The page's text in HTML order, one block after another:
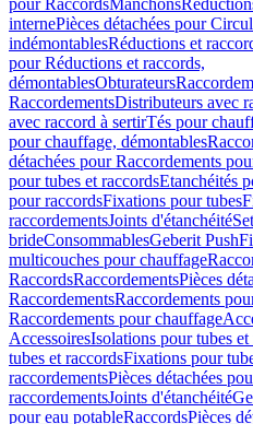
pour RaccordsManchons
internePièces détachées pour
indémontablesRéductions et
pour Réductions et raccords,
démontablesObturateurs
RaccordementsDistributeurs avec
avec raccord à sertirTés pour
pour chauffage, démontables
détachées pour Raccordements
pour tubes et raccordsEtanchéités
pour raccordsFixations pour tubes
raccordementsJoints d'étanchéité
brideConsommablesGeberit
multicouches pour chauffage
RaccordsRaccordementsPièces
RaccordementsRaccordements
Raccordements pour chauffage
AccessoiresIsolations pour tubes et
tubes et raccordsFixations pour
raccordementsPièces détachées
raccordementsJoints d'étanchéité
pour eau potableRaccordsPièces